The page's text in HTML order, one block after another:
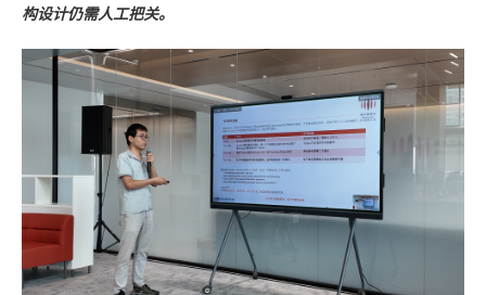
构设计仍需人工把关。